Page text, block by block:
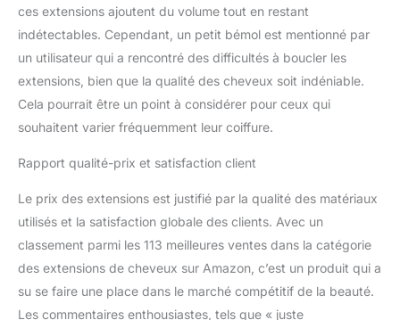
shampooing doux et un
conditionneur dans de
l'eau chaude. Utilisez des
paramètres à basse
température pour sécher
par souffle ou à l'air
naturellement
ces extensions ajoutent du volume tout en restant
indétectables. Cependant, un petit bémol est mentionné par
un utilisateur qui a rencontré des difficultés à boucler les
extensions, bien que la qualité des cheveux soit indéniable.
Cela pourrait être un point à considérer pour ceux qui
souhaitent varier fréquemment leur coiffure.
Rapport qualité-prix et satisfaction client
Le prix des extensions est justifié par la qualité des matériaux
utilisés et la satisfaction globale des clients. Avec un
classement parmi les 113 meilleures ventes dans la catégorie
des extensions de cheveux sur Amazon, c’est un produit qui a
su se faire une place dans le marché compétitif de la beauté.
Les commentaires enthousiastes, tels que « juste